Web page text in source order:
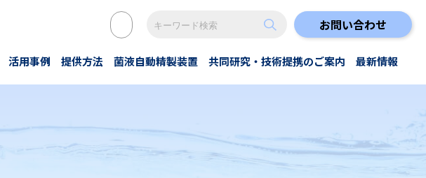
活⽤事例
栽培・養殖
提供方法
NanoGAS®水プラントレンタル
菌液自動精製装置 共同研究・技術提携のご案内 最新情報
お知らせ
お問い合わせ